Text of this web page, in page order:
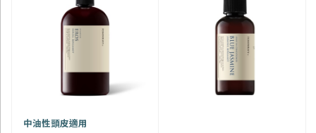
中油性頭皮適用